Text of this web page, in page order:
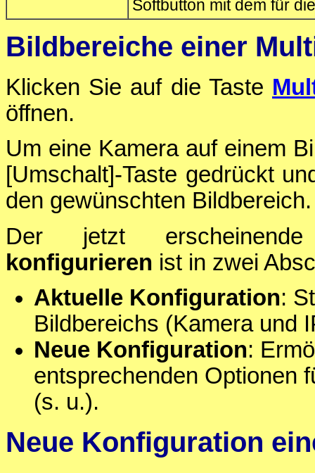
Softbutton mit dem für
Bildbereiche einer
Klicken Sie auf die Taste
öffnen.
Um eine Kamera auf einem
[Umschalt]-Taste gedrückt
den gewünschten Bildbereich.
Der jetzt
konfigurieren ist in zwei
Aktuelle Konfiguration:
Bildbereichs (Kamera und
Neue Konfiguration:
entsprechenden Optionen
(s. u.).
Neue Konfiguration